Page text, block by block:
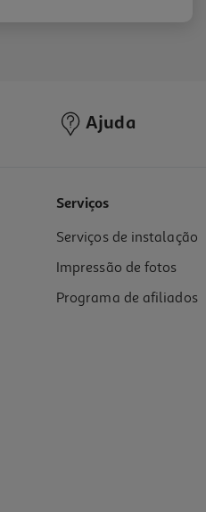
Ajuda
Serviços
Serviços de instalação
Impressão de fotos
Programa de afiliados